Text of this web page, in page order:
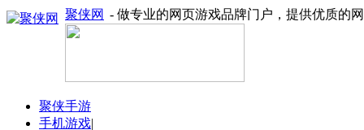
聚侠网 - 做专业的网页游戏品牌门户，提供优质的
聚侠手游
手机游戏|